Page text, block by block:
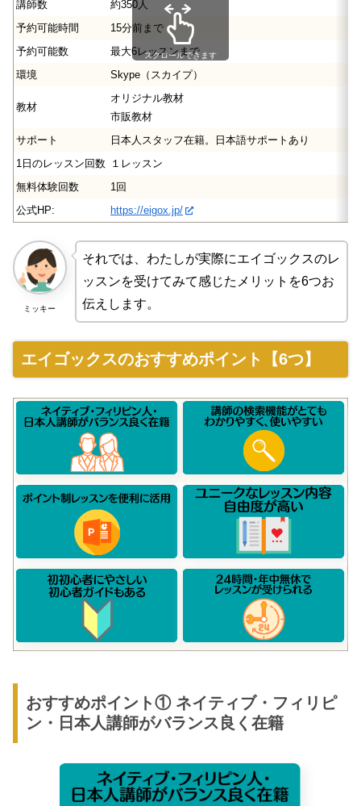
講師数
約350人
予約可能時間
15分前まで
予約可能数
最大6レッスンまで
環境
Skype（スカイプ）
教材
オリジナル教材
市販教材
サポート
日本人スタッフ在籍。日本語サポートあり
1日のレッスン回数 １レッスン
無料体験回数
1回
公式HP:
https://eigox.jp/
スクロールできます
ミッキー
それでは、わたしが実際にエイゴックスのレ
ッスンを受けてみて感じたメリットを6つお
伝えします。
エイゴックスのおすすめポイント【6つ】
おすすめポイント① ネイティブ・フィリピ
ン・日本人講師がバランス良く在籍